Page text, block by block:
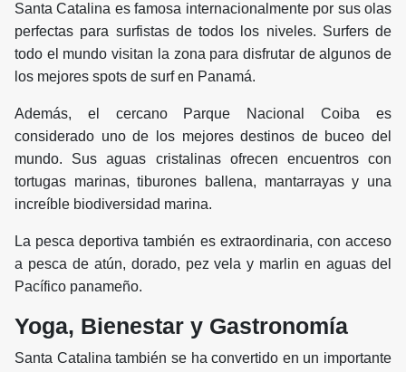
Santa Catalina es famosa internacionalmente por sus olas
perfectas para surfistas de todos los niveles. Surfers de
todo el mundo visitan la zona para disfrutar de algunos de
los mejores spots de surf en Panamá.
Además, el cercano Parque Nacional Coiba es
considerado uno de los mejores destinos de buceo del
mundo. Sus aguas cristalinas ofrecen encuentros con
tortugas marinas, tiburones ballena, mantarrayas y una
increíble biodiversidad marina.
La pesca deportiva también es extraordinaria, con acceso
a pesca de atún, dorado, pez vela y marlin en aguas del
Pacífico panameño.
Yoga, Bienestar y Gastronomía
Santa Catalina también se ha convertido en un importante